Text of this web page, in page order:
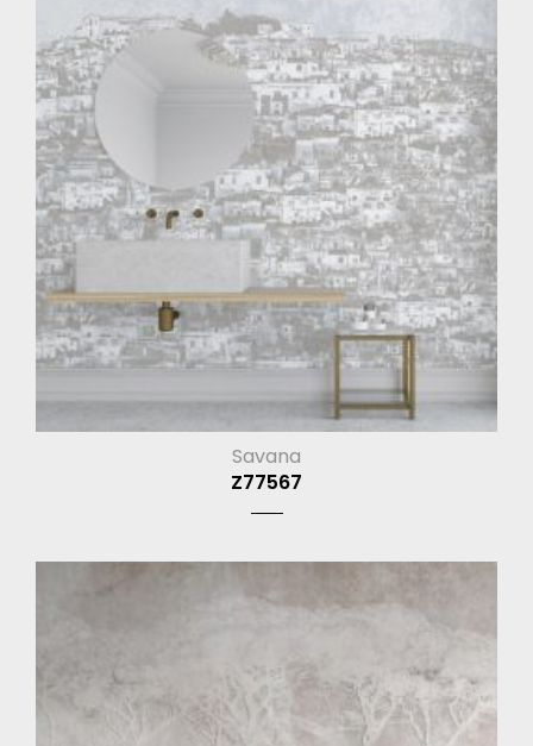
Savana
Z77567